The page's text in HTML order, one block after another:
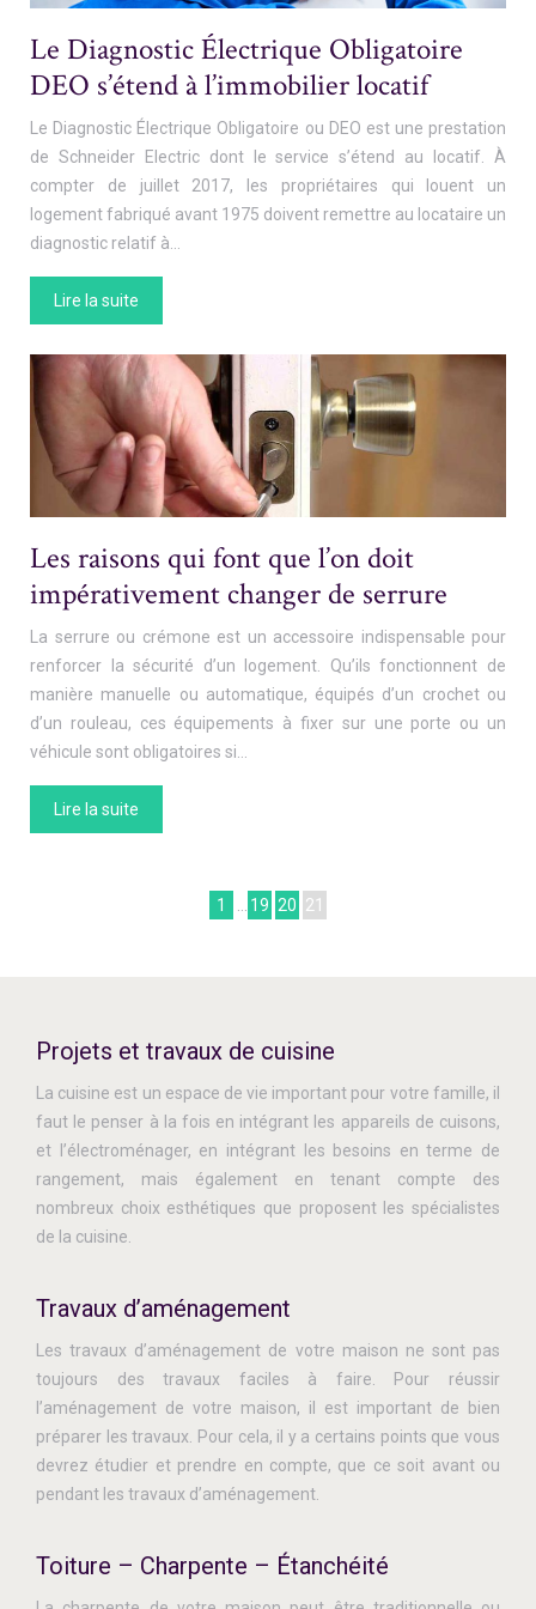
Le Diagnostic Électrique Obligatoire
DEO s’étend à l’immobilier locatif
Le Diagnostic Électrique Obligatoire ou DEO est une prestation
de Schneider Electric dont le service s’étend au locatif. À
compter de juillet 2017, les propriétaires qui louent un
logement fabriqué avant 1975 doivent remettre au locataire un
diagnostic relatif à…
Lire la suite
Les raisons qui font que l’on doit
impérativement changer de serrure
La serrure ou crémone est un accessoire indispensable pour
renforcer la sécurité d’un logement. Qu’ils fonctionnent de
manière manuelle ou automatique, équipés d’un crochet ou
d’un rouleau, ces équipements à fixer sur une porte ou un
véhicule sont obligatoires si…
Lire la suite
1 19 20 21
Projets et travaux de cuisine
La cuisine est un espace de vie important pour votre famille, il
faut le penser à la fois en intégrant les appareils de cuisons,
et l’électroménager, en intégrant les besoins en terme de
rangement, mais également en tenant compte des
nombreux choix esthétiques que proposent les spécialistes
de la cuisine.
Travaux d’aménagement
Les travaux d’aménagement de votre maison ne sont pas
toujours des travaux faciles à faire. Pour réussir
l’aménagement de votre maison, il est important de bien
préparer les travaux. Pour cela, il y a certains points que vous
devrez étudier et prendre en compte, que ce soit avant ou
pendant les travaux d’aménagement.
Toiture – Charpente – Étanchéité